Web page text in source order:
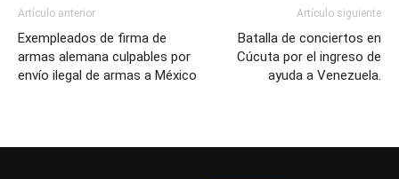
Artículo anterior
Exempleados de firma de
armas alemana culpables por
envío ilegal de armas a México
Artículo siguiente
Batalla de conciertos en
Cúcuta por el ingreso de
ayuda a Venezuela.